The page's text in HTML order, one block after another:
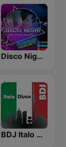
Disco Night Mix
BDJ Italo Disco